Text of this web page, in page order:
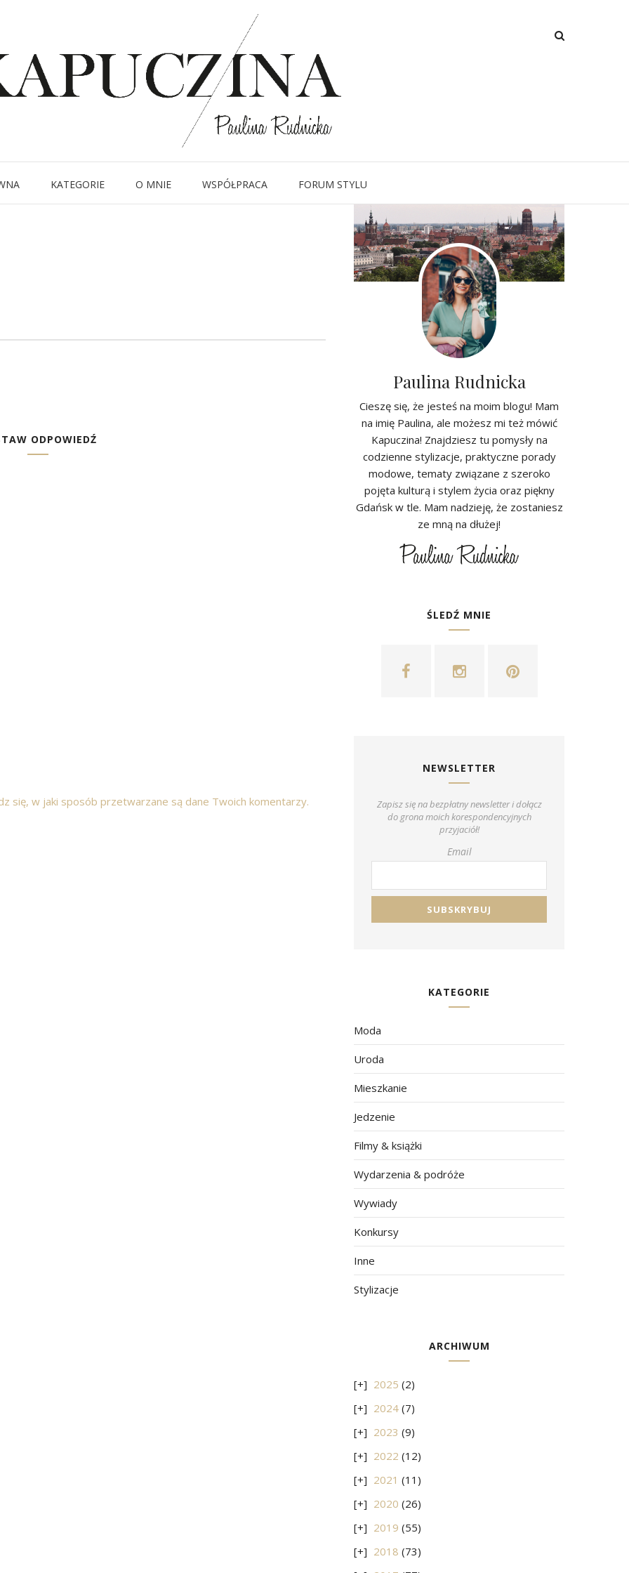
KATEGORIE O MNIE WSPÓŁPRACA FORUM STYLU
_DSC7833
Written byKapuczina in
ODPOWIEDŹ
się, w jaki sposób przetwarzane są dane Twoich komentarzy.
Paulina Rudnicka
Cieszę się, że jesteś na moim blogu! Mam
na imię Paulina, ale możesz mi też mówić
Kapuczina! Znajdziesz tu pomysły na
codzienne stylizacje, praktyczne porady
modowe, tematy związane z szeroko
pojęta kulturą i stylem życia oraz piękny
Gdańsk w tle. Mam nadzieję, że zostaniesz
ze mną na dłużej!
ŚLEDŹ MNIE
NEWSLETTER
Zapisz się na bezpłatny newsletter i dołącz
do grona moich korespondencyjnych
przyjaciół!
Email
KATEGORIE
Moda
Uroda
Mieszkanie
Jedzenie
Filmy & książki
Wydarzenia & podróże
Wywiady
Konkursy
Inne
Stylizacje
ARCHIWUM
2025 (2)
2024 (7)
2023 (9)
2022 (12)
2021 (11)
2020 (26)
2019 (55)
2018 (73)